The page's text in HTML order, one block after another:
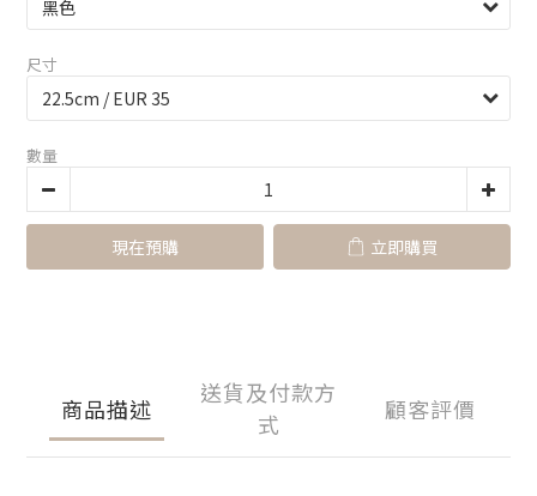
尺寸
數量
現在預購 立即購買
商品描述
送貨及付款方
式
顧客評價